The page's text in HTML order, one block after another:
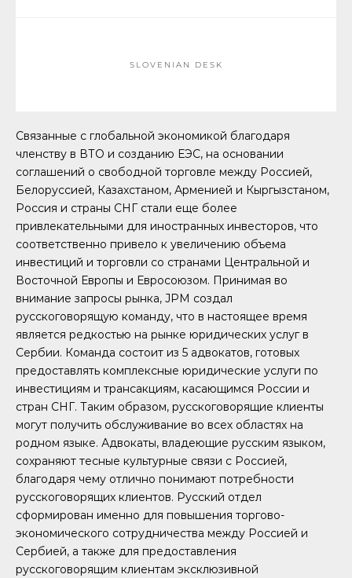
SLOVENIAN DESK
Связанные с глобальной экономикой благодаря
членству в ВТО и созданию ЕЭС, на основании
соглашений о свободной торговле между Россией,
Белоруссией, Казахстаном, Арменией и Кыргызстаном,
Россия и страны СНГ стали еще более
привлекательными для иностранных инвесторов, что
соответственно привело к увеличению объема
инвестиций и торговли со странами Центральной и
Восточной Европы и Евросоюзом. Принимая во
внимание запросы рынка, ЈPM создал
русскоговорящую команду, что в настоящее время
является редкостью на рынке юридических услуг в
Сербии. Команда состоит из 5 адвокатов, готовых
предоставлять комплексные юридические услуги по
инвестициям и трансакциям, касающимся России и
стран СНГ. Таким образом, русскоговорящие клиенты
могут получить обслуживание во всех областях на
родном языке. Адвокаты, владеющие русским языком,
сохраняют тесные культурные связи с Россией,
благодаря чему отлично понимают потребности
русскоговорящих клиентов. Русский отдел
сформирован именно для повышения торгово-
экономического сотрудничества между Россией и
Сербией, а также для предоставления
русскоговорящим клиентам эксклюзивной